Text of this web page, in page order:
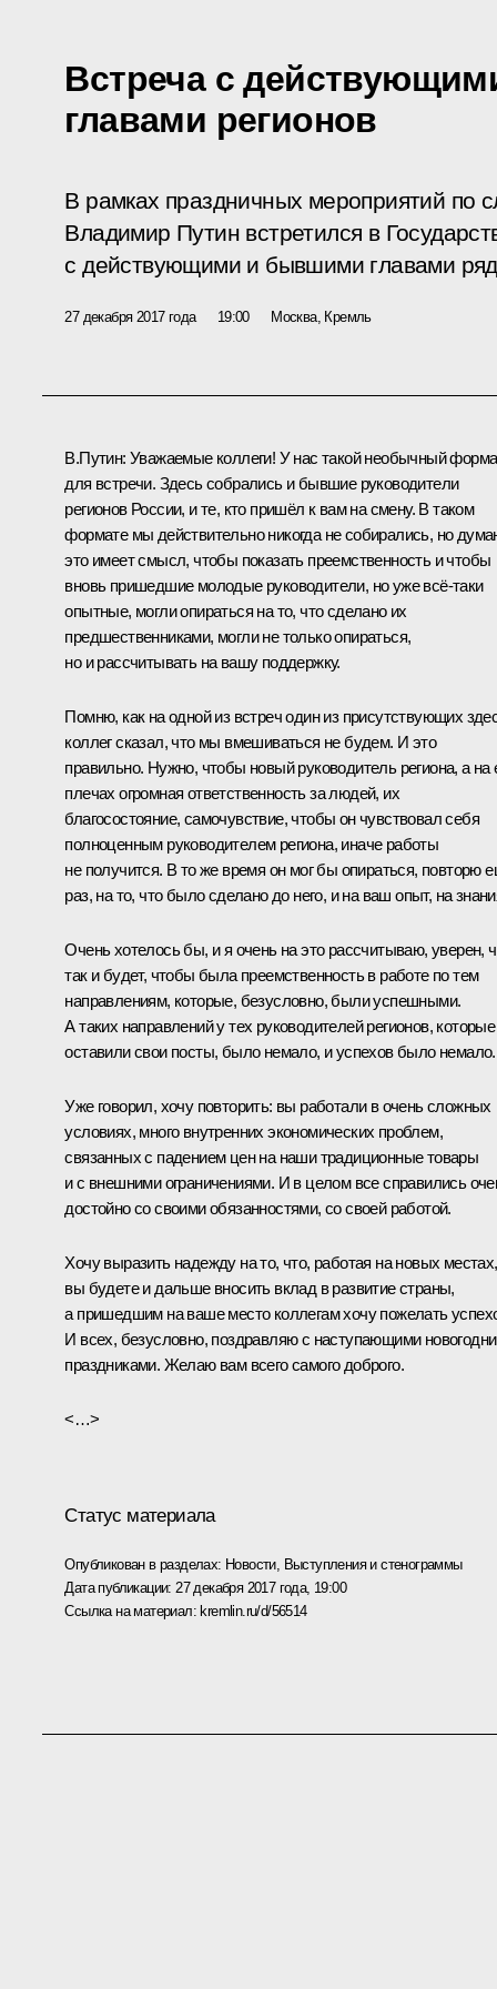
Встреча с
главами регионов
В рамках праздничных мероприятий по
Владимир Путин встретился в
с действующими и бывшими главами
27 декабря 2017 года 19:00 Москва, Кремль
В.Путин: Уважаемые коллеги! У нас такой необычный
для встречи. Здесь собрались и бывшие руководители
регионов России, и те, кто пришёл к вам на смену. В таком
формате мы действительно никогда не собирались, но
это имеет смысл, чтобы показать преемственность и чтобы
вновь пришедшие молодые руководители, но уже всё-таки
опытные, могли опираться на то, что сделано их
предшественниками, могли не только опираться,
но и рассчитывать на вашу поддержку.
Помню, как на одной из встреч один из присутствующих
коллег сказал, что мы вмешиваться не будем. И это
правильно. Нужно, чтобы новый руководитель региона, а на
плечах огромная ответственность за людей, их
благосостояние, самочувствие, чтобы он чувствовал себя
полноценным руководителем региона, иначе работы
не получится. В то же время он мог бы опираться, повторю
раз, на то, что было сделано до него, и на ваш опыт, на
Очень хотелось бы, и я очень на это рассчитываю, уверен,
так и будет, чтобы была преемственность в работе по тем
направлениям, которые, безусловно, были успешными.
А таких направлений у тех руководителей регионов, которые
оставили свои посты, было немало, и успехов было немало.
Уже говорил, хочу повторить: вы работали в очень сложных
условиях, много внутренних экономических проблем,
связанных с падением цен на наши традиционные товары
и с внешними ограничениями. И в целом все справились
достойно со своими обязанностями, со своей работой.
Хочу выразить надежду на то, что, работая на новых местах,
вы будете и дальше вносить вклад в развитие страны,
а пришедшим на ваше место коллегам хочу пожелать
И всех, безусловно, поздравляю с наступающими
праздниками. Желаю вам всего самого доброго.
<…>
Статус материала
Опубликован в разделах: Новости, Выступления и стенограммы
Дата публикации: 27 декабря 2017 года, 19:00
Ссылка на материал: kremlin.ru/d/56514